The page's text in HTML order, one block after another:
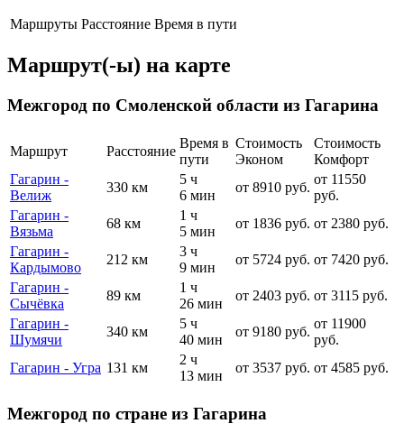
Маршруты Расстояние Время в пути
Маршрут(-ы) на карте
Межгород по Смоленской области из Гагарина
Маршрут Расстояние
Время в
пути
Стоимость
Эконом
Стоимость
Комфорт
Гагарин -
Велиж
330 км
5 ч
6 мин
от 8910 руб.
от 11550
руб.
Гагарин -
Вязьма
68 км
1 ч
5 мин
от 1836 руб. от 2380 руб.
Гагарин -
Кардымово
212 км
3 ч
9 мин
от 5724 руб. от 7420 руб.
Гагарин -
Сычёвка
89 км
1 ч
26 мин
от 2403 руб. от 3115 руб.
Гагарин -
Шумячи
340 км
5 ч
40 мин
от 9180 руб.
от 11900
руб.
Гагарин - Угра 131 км
2 ч
13 мин
от 3537 руб. от 4585 руб.
Межгород по стране из Гагарина